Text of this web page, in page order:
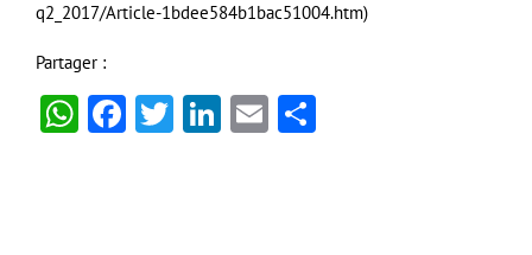
q2_2017/Article-1bdee584b1bac51004.htm)
Partager :
WhatsApp
Facebook
Twitter
LinkedIn
Email